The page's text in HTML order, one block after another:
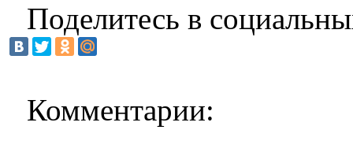
Поделитесь в
Комментарии: